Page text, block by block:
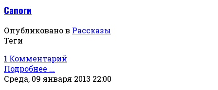
Сапоги
Опубликовано в Рассказы
Теги
1 Комментарий
Подробнее ...
Среда, 09 января 2013 22:00